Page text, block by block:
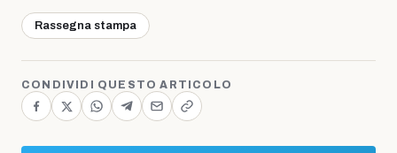
Rassegna stampa
CONDIVIDI QUESTO ARTICOLO